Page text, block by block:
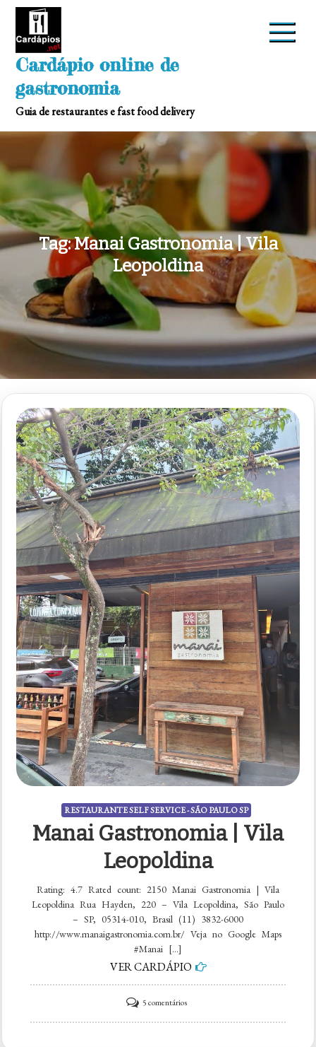
Skip
Cardápio online de
gastronomia
Guia de restaurantes e fast food delivery
Tag:Manai Gastronomia | Vila
Leopoldina
RESTAURANTE SELF SERVICE - SÃO PAULO SP
Manai Gastronomia | Vila
Leopoldina
Rating: 4.7 Rated count: 2150 Manai Gastronomia | Vila
Leopoldina Rua Hayden, 220 – Vila Leopoldina, São Paulo
– SP, 05314-010, Brasil (11) 3832-6000
http://www.manaigastronomia.com.br/ Veja no Google Maps
#Manai […]
VER CARDÁPIO
5 comentáriosem
Manai